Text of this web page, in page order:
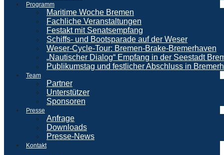
Programm
Maritime Woche Bremen
Fachliche Veranstaltungen
Festakt mit Senatsempfang
Schiffs- und Bootsparade auf der Weser
Weser-Cycle-Tour: Bremen-Brake-Bremerhaven
„Nautischer Dialog“ Empfang in der Seestadt
Publikumstag und festlicher Abschluss in
Team
Partner
Unterstützer
Sponsoren
Presse
Anfrage
Downloads
Presse-News
Kontakt